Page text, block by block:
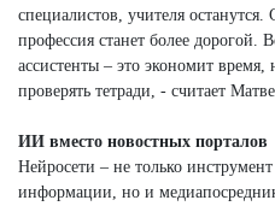
специалистов, учителя
профессия станет более дорогой.
ассистенты – это экономит
проверять тетради, - считает
ИИ вместо новостных порталов
Нейросети – не только
информации, но и